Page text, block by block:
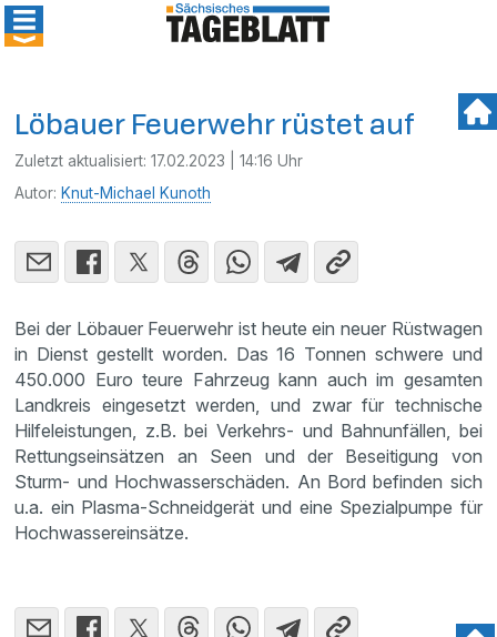
Löbauer Feuerwehr rüstet auf
Zuletzt aktualisiert:17.02.2023 | 14:16 Uhr
Autor: Knut-Michael Kunoth
Bei der Löbauer Feuerwehr ist heute ein neuer Rüstwagen
in Dienst gestellt worden. Das 16 Tonnen schwere und
450.000 Euro teure Fahrzeug kann auch im gesamten
Landkreis eingesetzt werden, und zwar für technische
Hilfeleistungen, z.B. bei Verkehrs- und Bahnunfällen, bei
Rettungseinsätzen an Seen und der Beseitigung von
Sturm- und Hochwasserschäden. An Bord befinden sich
u.a. ein Plasma-Schneidgerät und eine Spezialpumpe für
Hochwassereinsätze.